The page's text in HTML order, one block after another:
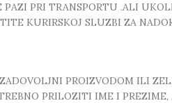
PAZI PRI TRANSPORTU .ALI
KURIRSKOJ SLUZBI ZA
PROIZVODOM ILI
PRILOZITI IME I